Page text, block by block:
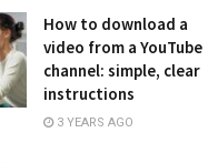
How to download a
video from a YouTube
channel: simple, clear
instructions
3 YEARS AGO